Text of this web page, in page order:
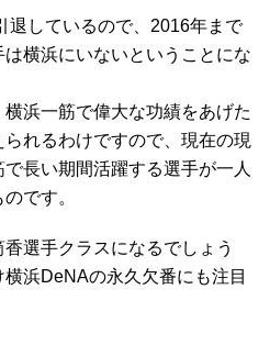
退しているので、2016年まで
横浜にいないということにな
浜一筋で偉大な功績をあげた
れるわけですので、現在の現
長い期間活躍する選手が一人
です。
選手クラスになるでしょう
浜DeNAの永久欠番にも注目